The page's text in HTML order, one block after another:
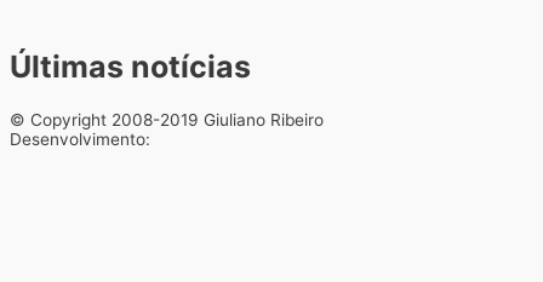
Últimas notícias
© Copyright 2008-2019 Giuliano Ribeiro
Desenvolvimento: